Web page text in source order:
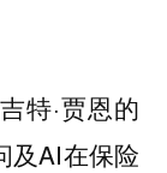
特·贾恩的
及AI在保险